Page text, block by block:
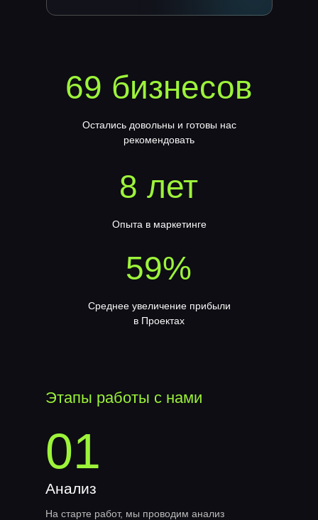
69 бизнесов
Остались довольны и готовы нас
рекомендовать
8 лет
Опыта в маркетинге
59%
Среднее увеличение прибыли
в Проектах
Этапы работы с нами
Анализ
На старте работ, мы проводим анализ
01